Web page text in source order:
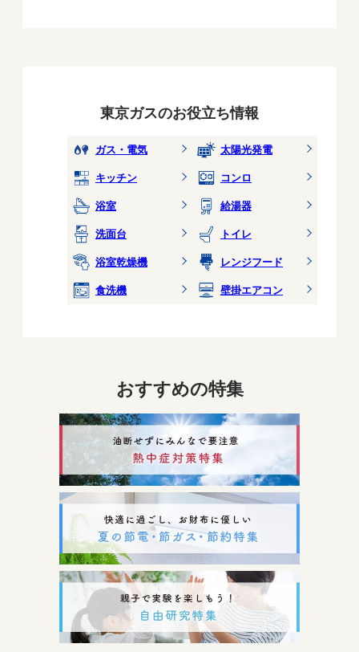
東京ガスのお役立ち情報
ガス・電気
太陽光発電
キッチン
コンロ
浴室
給湯器
洗面台
トイレ
浴室乾燥機
レンジフード
食洗機
壁掛エアコン
おすすめの特集